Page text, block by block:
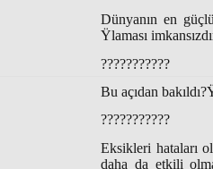
Dünyanın en
Ÿlaması
???????????
Bu açıdan
???????????
Eksikleri hataları
daha da etkili